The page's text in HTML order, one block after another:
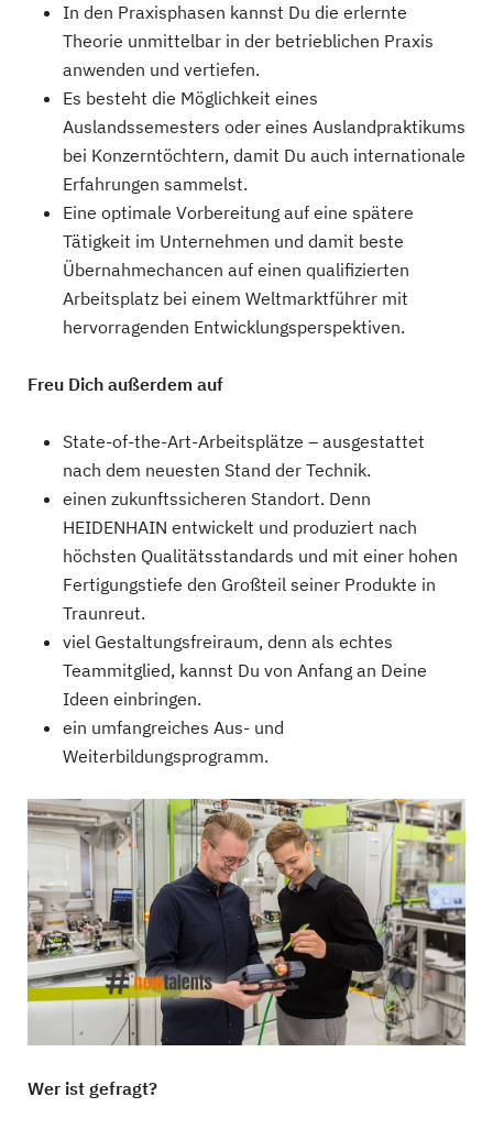
In den Praxisphasen kannst Du die erlernte
Theorie unmittelbar in der betrieblichen Praxis
anwenden und vertiefen.
Es besteht die Möglichkeit eines
Auslandssemesters oder eines Auslandpraktikums
bei Konzerntöchtern, damit Du auch internationale
Erfahrungen sammelst.
Eine optimale Vorbereitung auf eine spätere
Tätigkeit im Unternehmen und damit beste
Übernahmechancen auf einen qualifizierten
Arbeitsplatz bei einem Weltmarktführer mit
hervorragenden Entwicklungsperspektiven.
Freu Dich außerdem auf
State-of-the-Art-Arbeitsplätze – ausgestattet
nach dem neuesten Stand der Technik.
einen zukunftssicheren Standort. Denn
HEIDENHAIN entwickelt und produziert nach
höchsten Qualitätsstandards und mit einer hohen
Fertigungstiefe den Großteil seiner Produkte in
Traunreut.
viel Gestaltungsfreiraum, denn als echtes
Teammitglied, kannst Du von Anfang an Deine
Ideen einbringen.
ein umfangreiches Aus- und
Weiterbildungsprogramm.
Wer ist gefragt?